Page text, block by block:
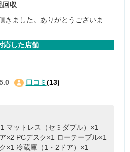
回収
きました。ありがとうございま
応した店舗
5.0 口コミ (13)
マットレス（セミダブル）×1
×2 PCデスク×1 ローテーブル×1
×1 冷蔵庫（1・2ドア）×1